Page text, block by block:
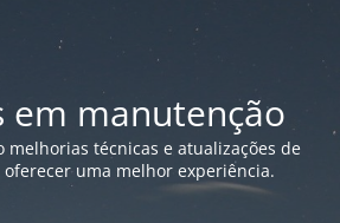
em manutenção
melhorias técnicas e atualizações de
uma melhor experiência.